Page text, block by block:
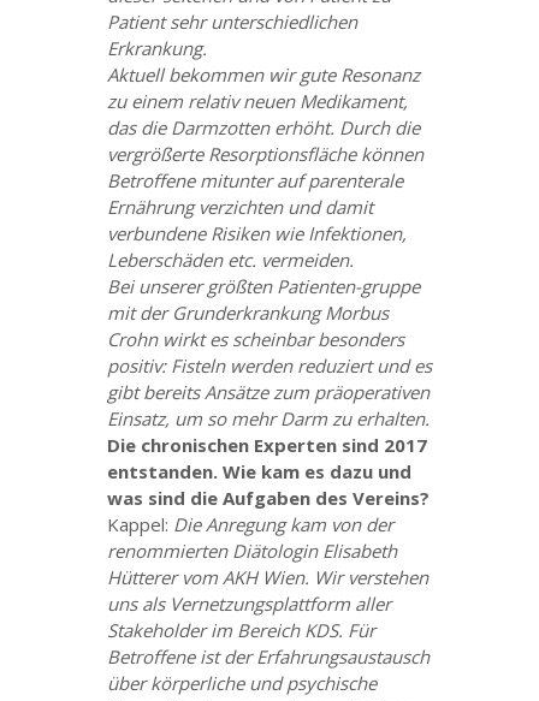
Patient sehr unterschiedlichen
Erkrankung.
Aktuell bekommen wir gute Resonanz
zu einem relativ neuen Medikament,
das die Darmzotten erhöht. Durch die
vergrößerte Resorptionsfläche können
Betroffene mitunter auf parenterale
Ernährung verzichten und damit
verbundene Risiken wie Infektionen,
Leberschäden etc. vermeiden.
Bei unserer größten Patienten-gruppe
mit der Grunderkrankung Morbus
Crohn wirkt es scheinbar besonders
positiv: Fisteln werden reduziert und es
gibt bereits Ansätze zum präoperativen
Einsatz, um so mehr Darm zu erhalten.
Die chronischen Experten sind 2017
entstanden. Wie kam es dazu und
was sind die Aufgaben des Vereins?
Kappel: Die Anregung kam von der
renommierten Diätologin Elisabeth
Hütterer vom AKH Wien. Wir verstehen
uns als Vernetzungsplattform aller
Stakeholder im Bereich KDS. Für
Betroffene ist der Erfahrungsaustausch
über körperliche und psychische